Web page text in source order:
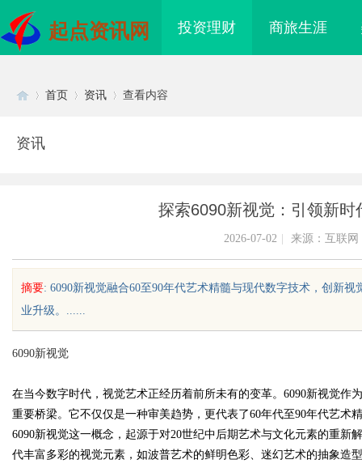
起点资讯网 投资理财 商旅生涯
首页 资讯 查看内容
资讯
探索6090新视觉：引领新
2026-07-02 来源：互联网
摘要: 6090新视觉融合60至90年代艺术精髓与现代数字技术，创新
业升级。......
6090新视觉
在当今数字时代，视觉艺术正经历着前所未有的变革。6090新视觉
重要桥梁。它不仅仅是一种审美趋势，更代表了60年代至90年代艺术
6090新视觉这一概念，起源于对20世纪中后期艺术与文化元素的重新
代丰富多彩的视觉元素，如波普艺术的鲜明色彩、迷幻艺术的抽象造
时代影视娱乐的全
发体系全解析